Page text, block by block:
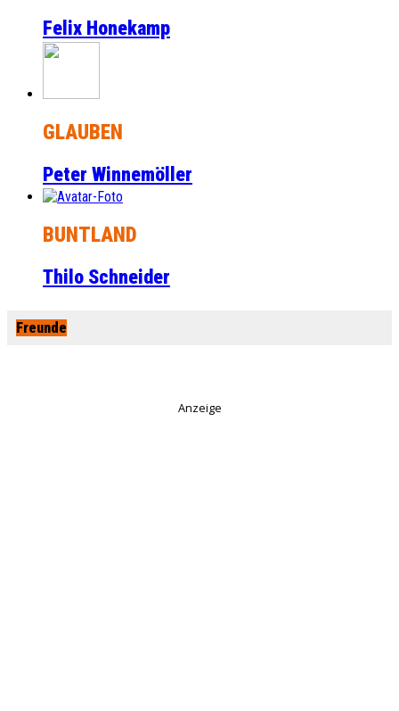
Felix Honekamp
GLAUBEN
Peter Winnemöller
BUNTLAND
Thilo Schneider
Freunde
Anzeige